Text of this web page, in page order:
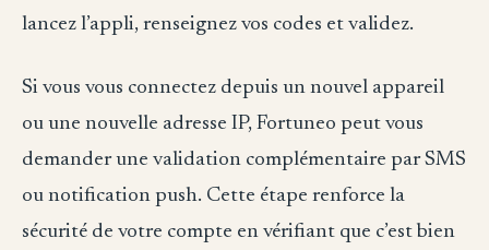
lancez l’appli, renseignez vos codes et validez.
Si vous vous connectez depuis un nouvel appareil
ou une nouvelle adresse IP, Fortuneo peut vous
demander une validation complémentaire par SMS
ou notification push. Cette étape renforce la
sécurité de votre compte en vérifiant que c’est bien